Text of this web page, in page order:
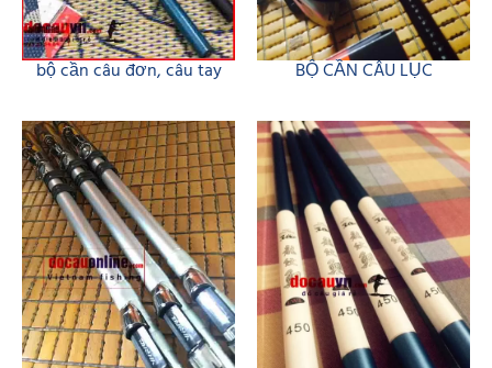
bộ cần câu đơn, câu tay BỘ CẦN CÂU LỤC